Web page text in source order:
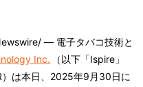
— 電子タバコ技術と
Inc.
（以下「Ispire」
）は本日、2025年9月30日に